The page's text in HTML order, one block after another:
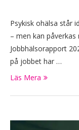
Psykisk ohälsa står
– men kan
Jobbhälsorapport
på jobbet har …
Läs Mera